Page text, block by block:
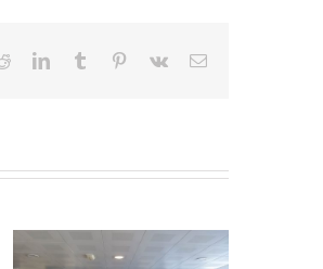
RedditLinkedInTumblr Pinterest
Vk
Correo